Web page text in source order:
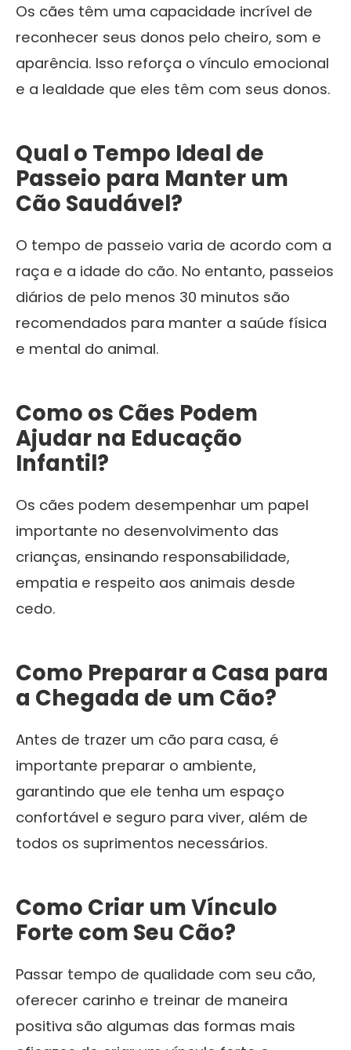
Os cães têm uma capacidade incrível de
reconhecer seus donos pelo cheiro, som e
aparência. Isso reforça o vínculo emocional
e a lealdade que eles têm com seus donos.
Qual o Tempo Ideal de
Passeio para Manter um
Cão Saudável?
O tempo de passeio varia de acordo com a
raça e a idade do cão. No entanto, passeios
diários de pelo menos 30 minutos são
recomendados para manter a saúde física
e mental do animal.
Como os Cães Podem
Ajudar na Educação
Infantil?
Os cães podem desempenhar um papel
importante no desenvolvimento das
crianças, ensinando responsabilidade,
empatia e respeito aos animais desde
cedo.
Como Preparar a Casa para
a Chegada de um Cão?
Antes de trazer um cão para casa, é
importante preparar o ambiente,
garantindo que ele tenha um espaço
confortável e seguro para viver, além de
todos os suprimentos necessários.
Como Criar um Vínculo
Forte com Seu Cão?
Passar tempo de qualidade com seu cão,
oferecer carinho e treinar de maneira
positiva são algumas das formas mais